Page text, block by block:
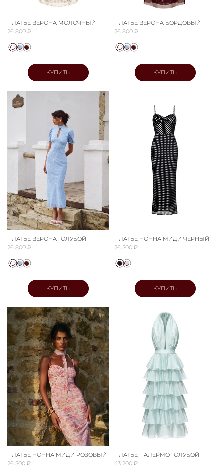
ПЛАТЬЕ ВЕРОНА МОЛОЧНЫЙ
26 800 ₽
КУПИТЬ
ПЛАТЬЕ ВЕРОНА БОРДОВЫЙ
26 800 ₽
КУПИТЬ
ПЛАТЬЕ ВЕРОНА ГОЛУБОЙ
26 800 ₽
КУПИТЬ
ПЛАТЬЕ НОННА МИДИ ЧЕРНЫЙ
26 500 ₽
КУПИТЬ
ПЛАТЬЕ НОННА МИДИ РОЗОВЫЙ
26 500 ₽
ПЛАТЬЕ ПАЛЕРМО ГОЛУБОЙ
43 200 ₽